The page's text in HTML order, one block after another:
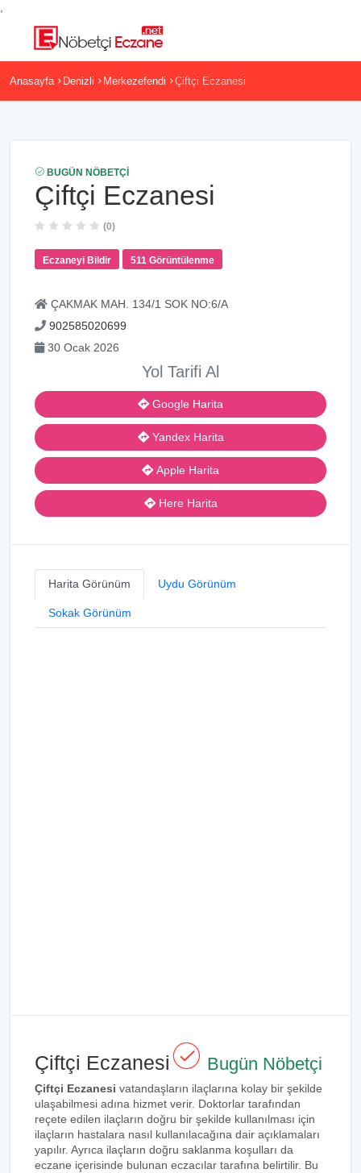
Anasayfa Denizli Merkezefendi Çiftçi Eczanesi
BUGÜN NÖBETÇI
Çiftçi Eczanesi
(0)
Eczaneyi Bildir 511 Görüntülenme
ÇAKMAK MAH. 134/1 SOK NO:6/A
902585020699
30 Ocak 2026
Yol Tarifi Al
Google Harita
Yandex Harita
Apple Harita
Here Harita
Harita Görünüm Uydu Görünüm
Sokak Görünüm
Çiftçi Eczanesi Bugün Nöbetçi
Çiftçi Eczanesi vatandaşların ilaçlarına kolay bir şekilde
ulaşabilmesi adına hizmet verir. Doktorlar tarafından
reçete edilen ilaçların doğru bir şekilde kullanılması için
ilaçların hastalara nasıl kullanılacağına dair açıklamaları
yapılır. Ayrıca ilaçların doğru saklanma koşulları da
eczane içerisinde bulunan eczacılar tarafına belirtilir. Bu